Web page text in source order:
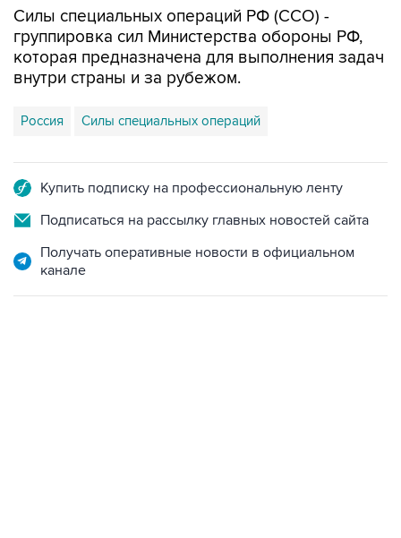
Силы специальных операций РФ (ССО) -
группировка сил Министерства обороны РФ,
которая предназначена для выполнения задач
внутри страны и за рубежом.
Россия Силы специальных операций
Купить подписку на профессиональную ленту
Подписаться на рассылку главных новостей сайта
Получать оперативные новости в официальном
канале